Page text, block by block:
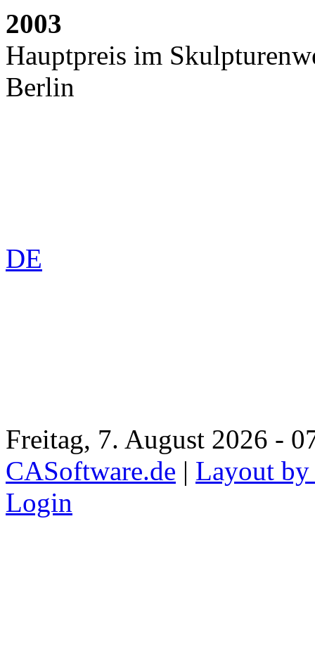
2003
Hauptpreis im
Berlin
DE
Freitag, 7. August 2026 -
CASoftware.de | Layout by
Login